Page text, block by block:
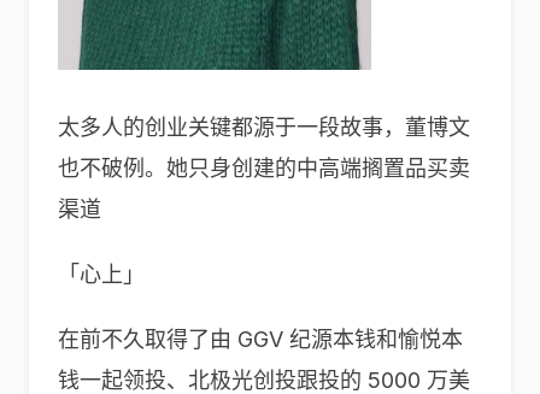
太多人的创业关键都源于一段故事，董博文
也不破例。她只身创建的中高端搁置品买卖
渠道
「心上」
在前不久取得了由 GGV 纪源本钱和愉悦本
钱一起领投、北极光创投跟投的 5000 万美